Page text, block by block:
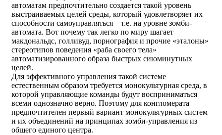
автоматам предпочтительно создается такой уровень
выстраиваемых целей среды, который удовлетворяет их
способности самоуправляться – т.е. на уровне зомби-
автомата. Вот почему так легко по миру шагает
макдональдс, голливуд, порнография и прочие «эталоны»
стереотипов поведения «раба своего тела»
автоматизированного образа быстрых сиюминутных
целей.
Для эффективного управления такой системе
естественным образом требуется монокультурная среда, в
которой управляющие команды будут восприниматься
всеми однозначно верно. Поэтому для конгломерата
предпочтителен первый вариант монокультурных систем
и их объединений на принципах зомби-управления из
общего единого центра.